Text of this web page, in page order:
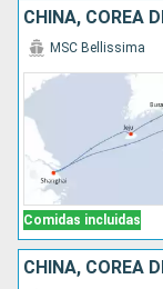
CHINA, COREA
Comidas incluidas
MSC Bellissima
CHINA, COREA